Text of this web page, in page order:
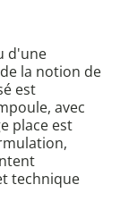
d'une
la notion de
est
avec
place est
technique